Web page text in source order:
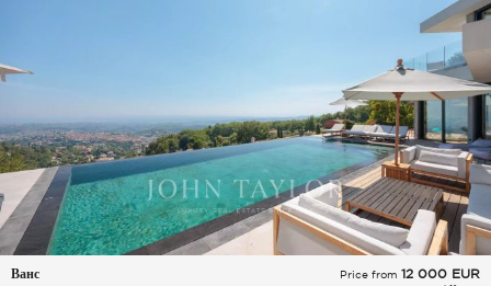
Ванс Price from 12 000 EUR